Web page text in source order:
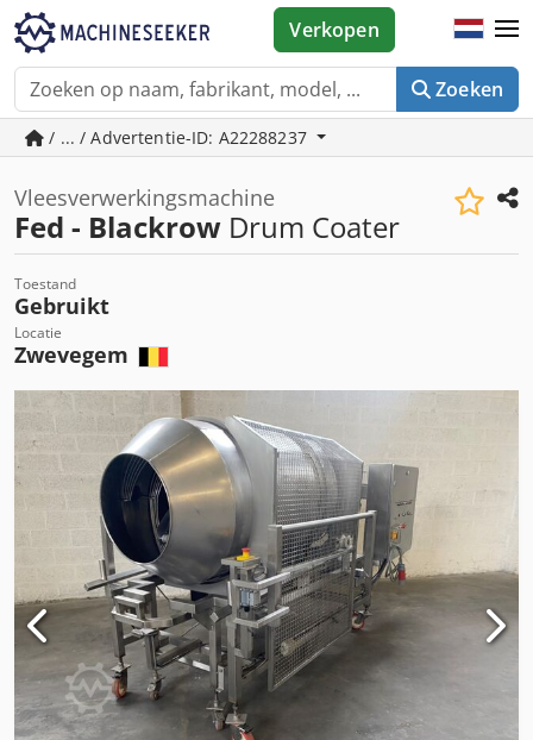
Zoeken
Verkopen
/ ... / Advertentie-ID: A22288237
Vleesverwerkingsmachine
Fed - Blackrow Drum Coater
Toestand
Gebruikt
Locatie
Zwevegem